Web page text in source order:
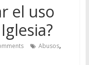
el uso
Abusos,